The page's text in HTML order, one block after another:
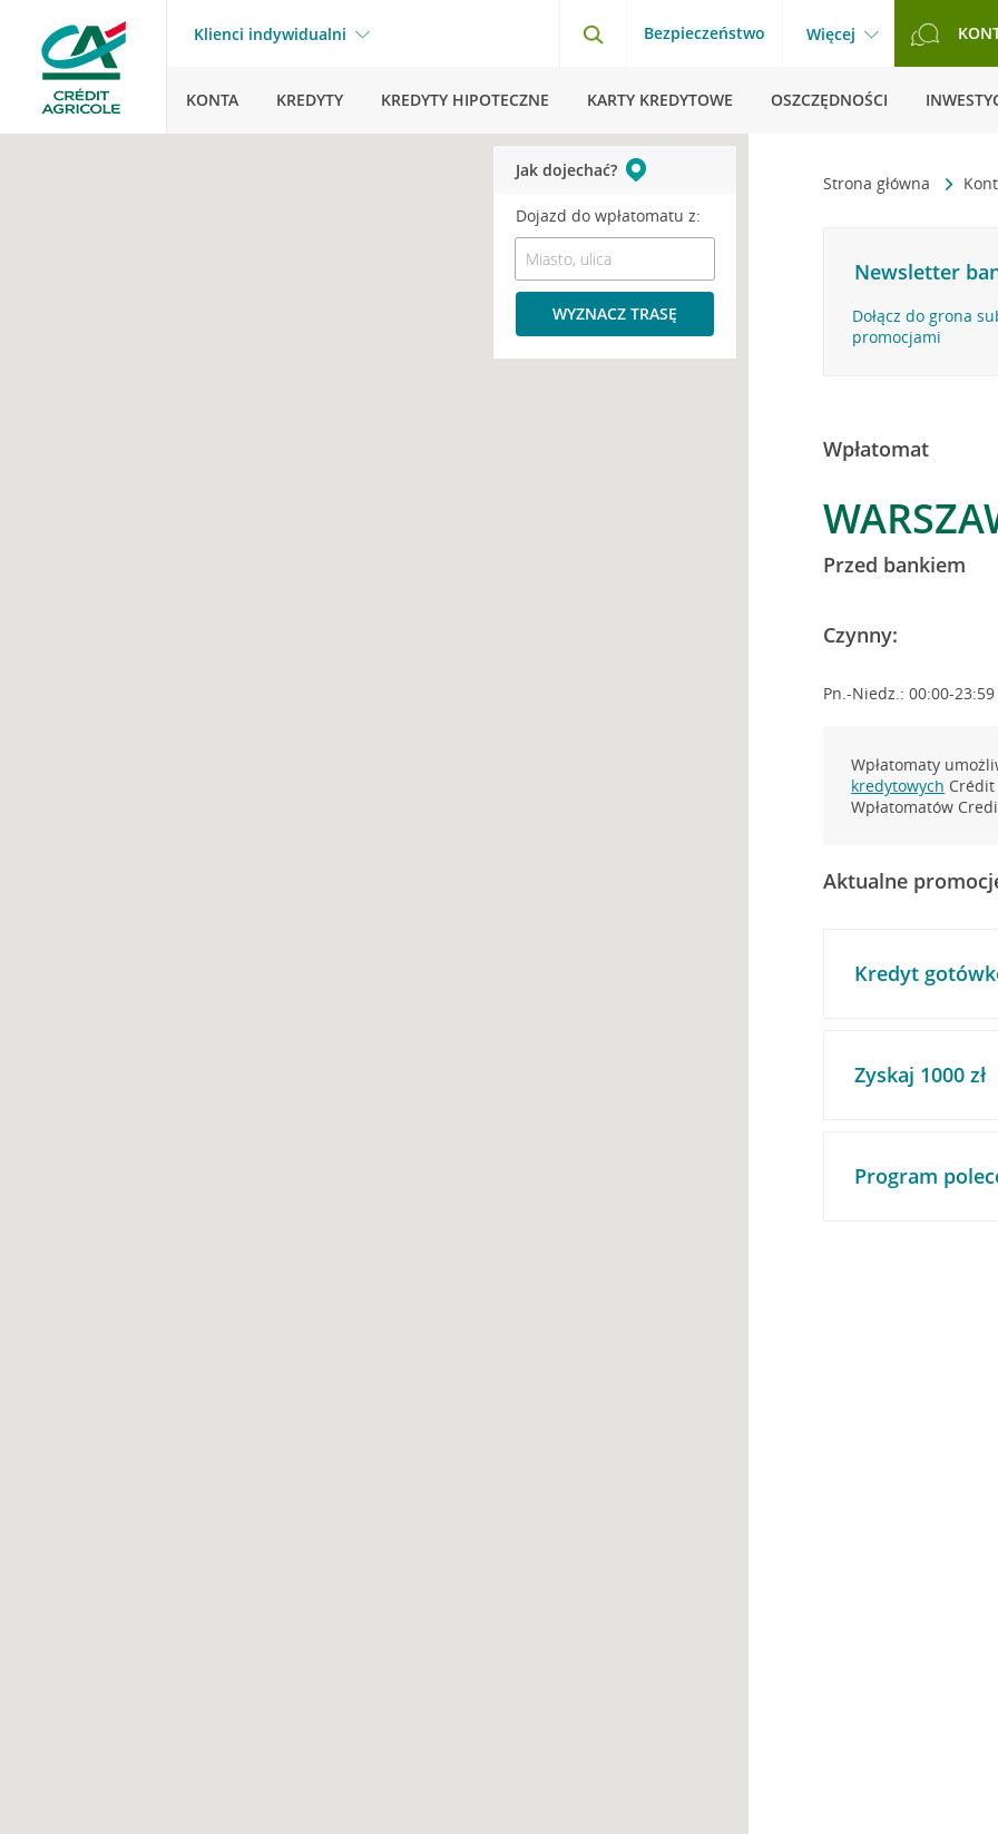
Klienci indywidualni Bezpieczeństwo Więcej
KONTA KREDYTY KREDYTY HIPOTECZNE KARTY KREDYTOWE OSZCZĘDNOŚCI
Strona główna
Newsletter
Dołącz do grona
promocjami
Wpłatomat
Przed bankiem
Czynny:
Pn.-Niedz.: 00:00-23:59
Wpłatomaty
kredytowych
Wpłatomatów
Aktualne
Kredyt
Zyskaj 1000 zł
Program
Jak dojechać?
Dojazd do wpłatomatu z:
WYZNACZ TRASĘ